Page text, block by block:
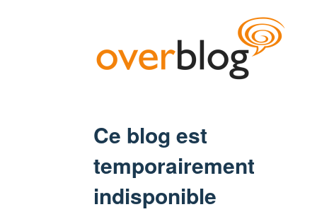
Ce blog est
temporairement
indisponible